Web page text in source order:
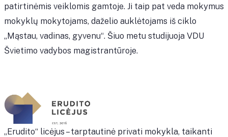
patirtinėmis veiklomis gamtoje. Ji taip pat veda mokymus
mokyklų mokytojams, daželio auklėtojams iš ciklo
„Mąstau, vadinas, gyvenu“. Šiuo metu studijuoja VDU
Švietimo vadybos magistrantūroje.
„Erudito“ licėjus – tarptautinė privati mokykla, taikanti